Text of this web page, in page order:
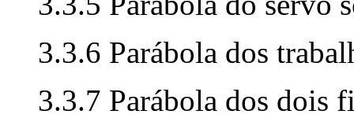
3.3.6 Parábola dos
3.3.7 Parábola dos dois